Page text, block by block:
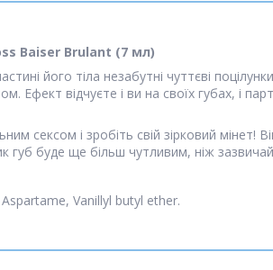
Baiser Brulant (7 мл)
його тіла незабутні чуттєві
відчуєте і ви на своїх губах, і
сексом і зробіть свій зірковий мінет!
буде ще більш чутливим, ніж
Vanillyl butyl ether.